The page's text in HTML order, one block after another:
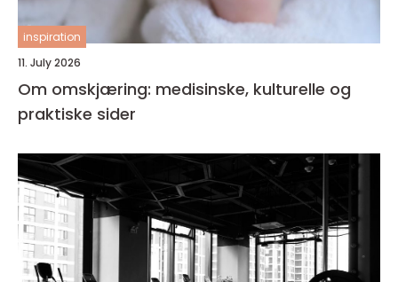
inspiration
11. July 2026
Om omskjæring: medisinske, kulturelle og
praktiske sider